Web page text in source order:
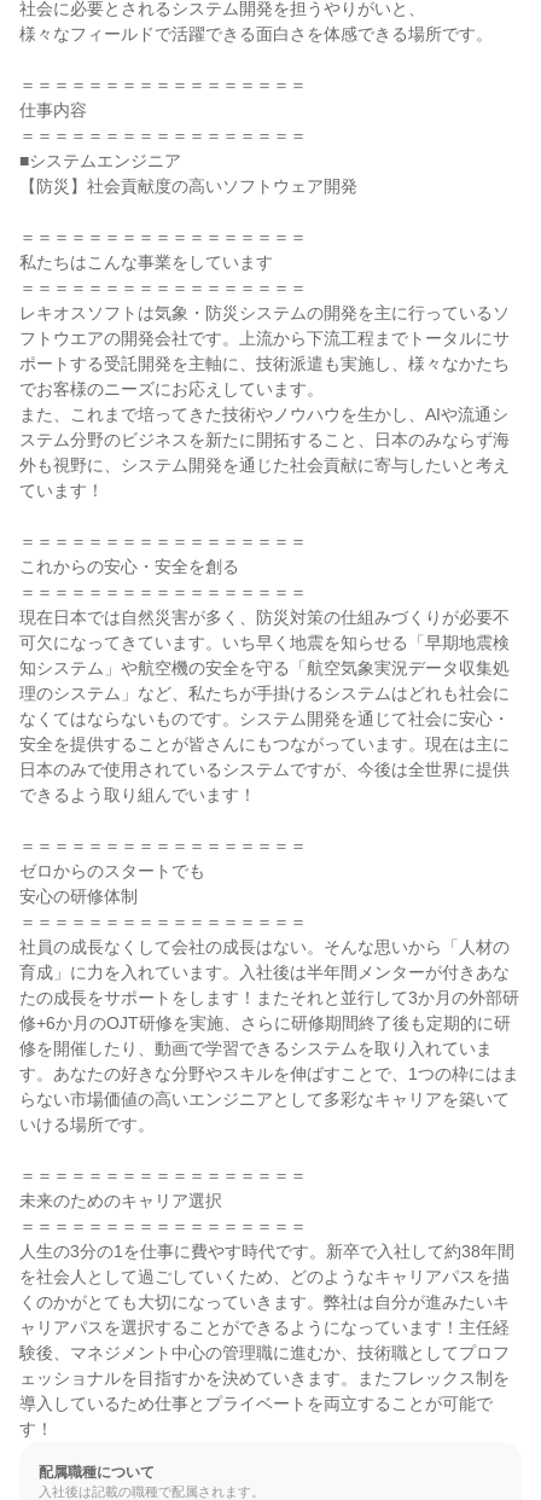
社会に必要とされるシステム開発を担うやりがいと、
様々なフィールドで活躍できる面白さを体感できる場所です。
＝＝＝＝＝＝＝＝＝＝＝＝＝＝＝＝＝
仕事内容
＝＝＝＝＝＝＝＝＝＝＝＝＝＝＝＝＝
■システムエンジニア
【防災】社会貢献度の高いソフトウェア開発
＝＝＝＝＝＝＝＝＝＝＝＝＝＝＝＝＝
私たちはこんな事業をしています
＝＝＝＝＝＝＝＝＝＝＝＝＝＝＝＝＝
レキオスソフトは気象・防災システムの開発を主に行っているソ
フトウエアの開発会社です。上流から下流工程までトータルにサ
ポートする受託開発を主軸に、技術派遣も実施し、様々なかたち
でお客様のニーズにお応えしています。
また、これまで培ってきた技術やノウハウを生かし、AIや流通シ
ステム分野のビジネスを新たに開拓すること、日本のみならず海
外も視野に、システム開発を通じた社会貢献に寄与したいと考え
ています！
＝＝＝＝＝＝＝＝＝＝＝＝＝＝＝＝＝
これからの安心・安全を創る
＝＝＝＝＝＝＝＝＝＝＝＝＝＝＝＝＝
現在日本では自然災害が多く、防災対策の仕組みづくりが必要不
可欠になってきています。いち早く地震を知らせる「早期地震検
知システム」や航空機の安全を守る「航空気象実況データ収集処
理のシステム」など、私たちが手掛けるシステムはどれも社会に
なくてはならないものです。システム開発を通じて社会に安心・
安全を提供することが皆さんにもつながっています。現在は主に
日本のみで使用されているシステムですが、今後は全世界に提供
できるよう取り組んでいます！
＝＝＝＝＝＝＝＝＝＝＝＝＝＝＝＝＝
ゼロからのスタートでも
安心の研修体制
＝＝＝＝＝＝＝＝＝＝＝＝＝＝＝＝＝
社員の成長なくして会社の成長はない。そんな思いから「人材の
育成」に力を入れています。入社後は半年間メンターが付きあな
たの成長をサポートをします！またそれと並行して3か月の外部研
修+6か月のOJT研修を実施、さらに研修期間終了後も定期的に研
修を開催したり、動画で学習できるシステムを取り入れていま
す。あなたの好きな分野やスキルを伸ばすことで、1つの枠にはま
らない市場価値の高いエンジニアとして多彩なキャリアを築いて
いける場所です。
＝＝＝＝＝＝＝＝＝＝＝＝＝＝＝＝＝
未来のためのキャリア選択
＝＝＝＝＝＝＝＝＝＝＝＝＝＝＝＝＝
人生の3分の1を仕事に費やす時代です。新卒で入社して約38年間
を社会人として過ごしていくため、どのようなキャリアパスを描
くのかがとても大切になっていきます。弊社は自分が進みたいキ
ャリアパスを選択することができるようになっています！主任経
験後、マネジメント中心の管理職に進むか、技術職としてプロフ
ェッショナルを目指すかを決めていきます。またフレックス制を
導入しているため仕事とプライベートを両立することが可能で
す！
配属職種について
入社後は記載の職種で配属されます。